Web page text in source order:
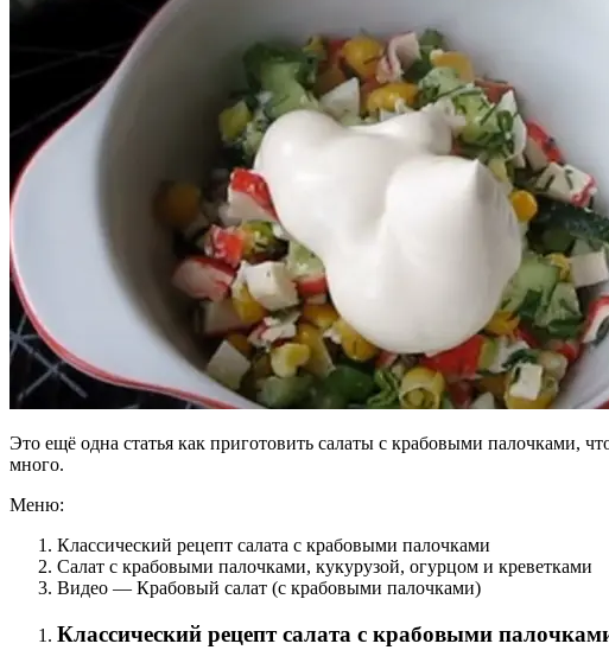
Это ещё одна статья как приготовить салаты с крабовыми палочками,
много.
Меню:
Классический рецепт салата с крабовыми палочками
Салат с крабовыми палочками, кукурузой, огурцом и креветками
Видео — Крабовый салат (с крабовыми палочками)
Классический рецепт салата с крабовыми